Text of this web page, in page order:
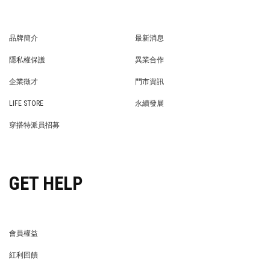
品牌簡介
最新消息
隱私權保護
異業合作
企業徵才
門市資訊
LIFE STORE
永續發展
穿搭特派員招募
GET HELP
會員權益
紅利回饋